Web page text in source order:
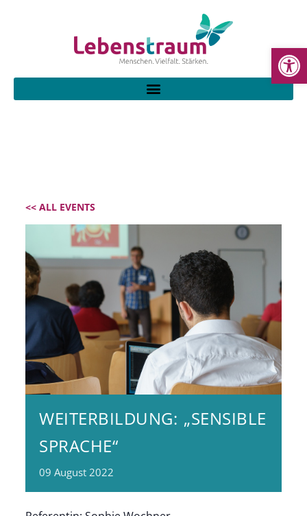
<< ALL EVENTS
WEITERBILDUNG: „SENSIBLE
SPRACHE“
09 August 2022